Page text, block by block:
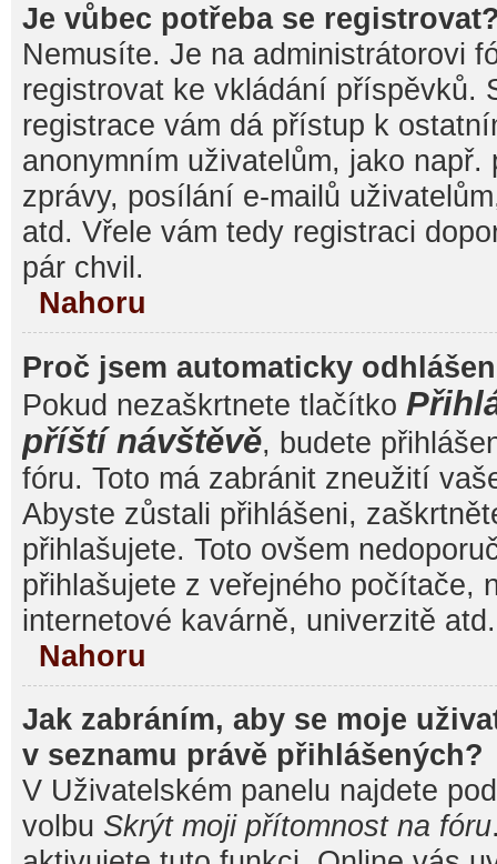
Je vůbec potřeba se
Nemusíte. Je na administrátorovi
registrovat ke vkládání příspěvků.
registrace vám dá přístup k
anonymním uživatelům, jako např.
zprávy, posílání e-mailů
atd. Vřele vám tedy registraci
pár chvil.
Nahoru
Proč jsem automaticky
Pokud nezaškrtnete tlačítko
příští návštěvě, budete
fóru. Toto má zabránit zneužití
Abyste zůstali přihlášeni,
přihlašujete. Toto ovšem
přihlašujete z veřejného počítače,
internetové kavárně, univerzitě atd.
Nahoru
Jak zabráním, aby se moje
v seznamu právě přihlášených?
V Uživatelském panelu najdete
volbu Skrýt moji přítomnost na fóru